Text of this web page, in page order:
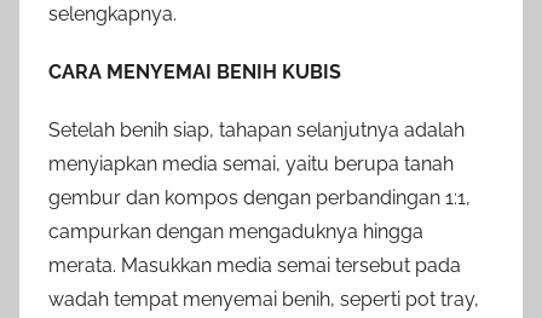
selengkapnya.
CARA MENYEMAI BENIH KUBIS
Setelah benih siap, tahapan selanjutnya adalah
menyiapkan media semai, yaitu berupa tanah
gembur dan kompos dengan perbandingan 1:1,
campurkan dengan mengaduknya hingga
merata. Masukkan media semai tersebut pada
wadah tempat menyemai benih, seperti pot tray,